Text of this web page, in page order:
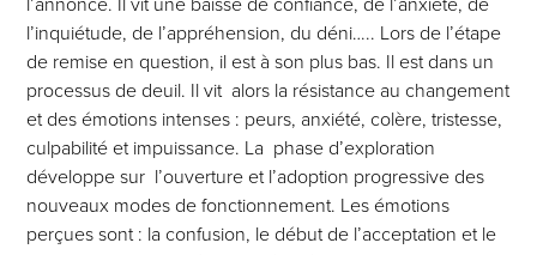
l’annonce. Il vit une baisse de confiance, de l’anxiété, de
l’inquiétude, de l’appréhension, du déni….. Lors de l’étape
de remise en question, il est à son plus bas. Il est dans un
processus de deuil. Il vit alors la résistance au change­ment
et des émotions intenses : peurs, anxiété, colère, tristesse,
culpa­bilité et impuissance. La phase d’exploration
développe sur l’ouverture et l’adoption progressive des
nouveaux modes de fonctionnement. Les émotions
perçues sont : la confusion, le début de l’acceptation et le